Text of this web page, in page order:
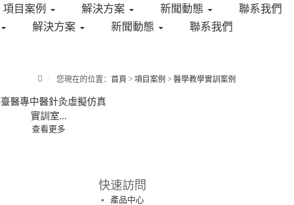
項目案例 解決方案 新聞動態
聯系我們
解決方案 新聞動態 聯系我們
您現在的位置： 首頁 > 項目案例 > 醫學教學實訓案例
醫專中醫針灸虛擬仿真
實訓室...
查看更多
快速訪問
產品中心